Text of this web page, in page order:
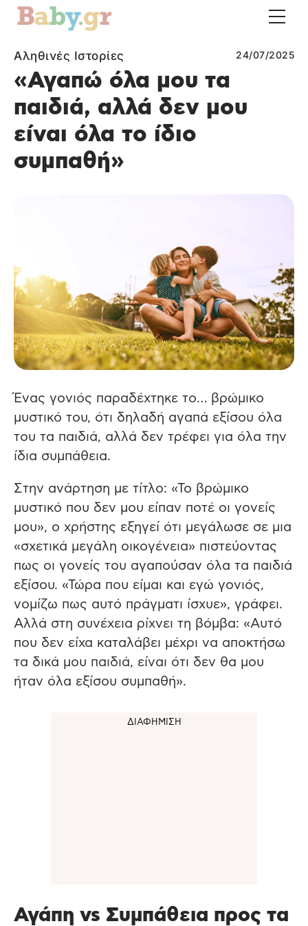
Αληθινές Ιστορίες 24/07/2025
«Αγαπώ όλα μου τα
παιδιά, αλλά δεν μου
είναι όλα το ίδιο
συμπαθή»
Ένας γονιός παραδέχτηκε το… βρώμικο
μυστικό του, ότι δηλαδή αγαπά εξίσου όλα
του τα παιδιά, αλλά δεν τρέφει για όλα την
ίδια συμπάθεια.
Στην ανάρτηση με τίτλο: «Το βρώμικο
μυστικό που δεν μου είπαν ποτέ οι γονείς
μου», ο χρήστης εξηγεί ότι μεγάλωσε σε μια
«σχετικά μεγάλη οικογένεια» πιστεύοντας
πως οι γονείς του αγαπούσαν όλα τα παιδιά
εξίσου. «Τώρα που είμαι και εγώ γονιός,
νομίζω πως αυτό πράγματι ίσχυε», γράφει.
Αλλά στη συνέχεια ρίχνει τη βόμβα: «Αυτό
που δεν είχα καταλάβει μέχρι να αποκτήσω
τα δικά μου παιδιά, είναι ότι δεν θα μου
ήταν όλα εξίσου συμπαθή».
Αγάπη vs Συμπάθεια προς τα